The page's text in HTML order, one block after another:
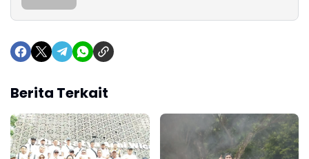
Berita Terkait